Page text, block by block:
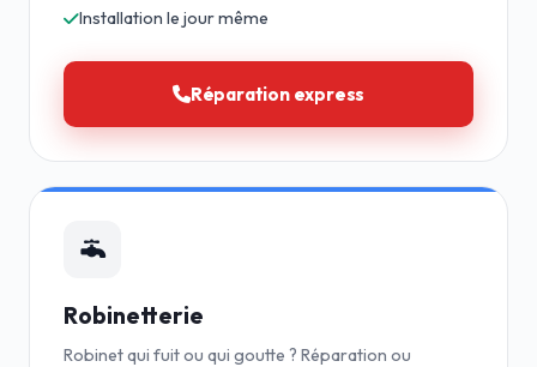
Installation le jour même
Réparation express
Robinetterie
Robinet qui fuit ou qui goutte ? Réparation ou